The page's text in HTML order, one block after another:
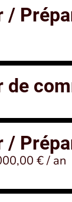
/
de
/
€ / an